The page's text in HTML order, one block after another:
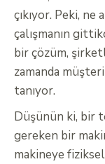
çıkıyor. Peki,
çalışmanın
bir çözüm,
zamanda
tanıyor.
Düşünün ki, bir
gereken bir
makineye